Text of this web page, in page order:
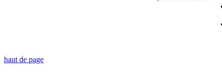
haut de page